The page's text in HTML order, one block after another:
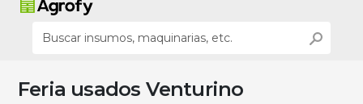
Feria usados Venturino